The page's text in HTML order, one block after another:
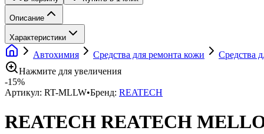
Описание
Характеристики
Автохимия Средства для ремонта кожи
Средства
Нажмите для увеличения
-15%
Артикул: RT-MLLW•Бренд: REATECH
REATECH REATECH